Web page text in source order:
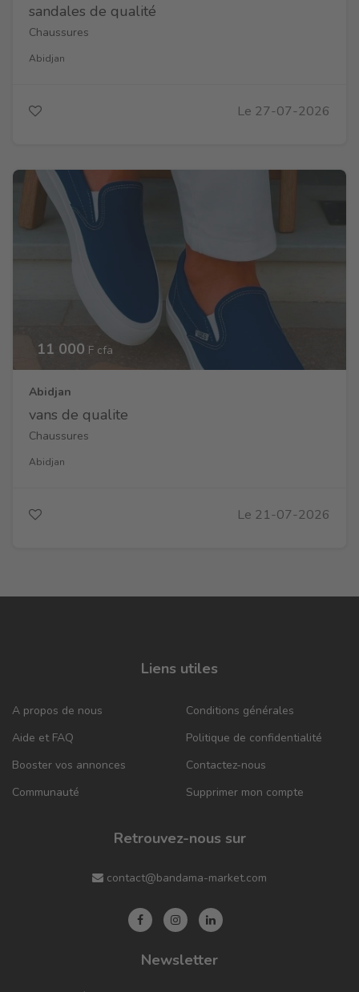
sandales de qualité
Chaussures
Abidjan
Le 27-07-2026
11 000 F cfa
Abidjan
vans de qualite
Chaussures
Abidjan
Le 21-07-2026
Liens utiles
A propos de nous
Aide et FAQ
Booster vos annonces
Communauté
Conditions générales
Politique de confidentialité
Contactez-nous
Supprimer mon compte
Retrouvez-nous sur
contact@bandama-market.com
Newsletter